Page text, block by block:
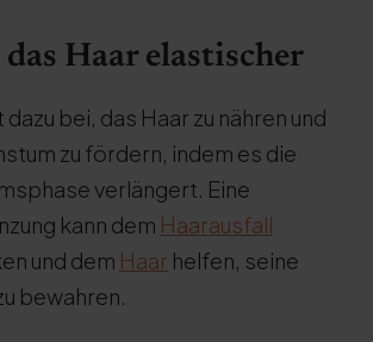
Haar elastischer
bei, das Haar zu nähren und
zu fördern, indem es die
verlängert. Eine
kann dem Haarausfall
und dem Haar helfen, seine
bewahren.